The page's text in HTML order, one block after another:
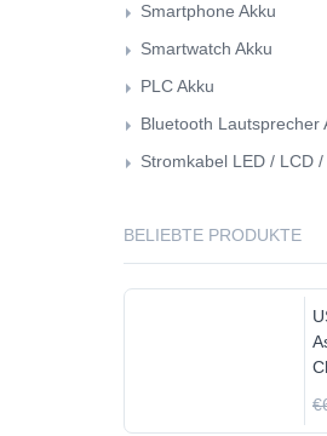
Smartphone Akku
Smartwatch Akku
PLC Akku
Bluetooth Lautsprecher
Stromkabel LED / LCD /
BELIEBTE PRODUKTE